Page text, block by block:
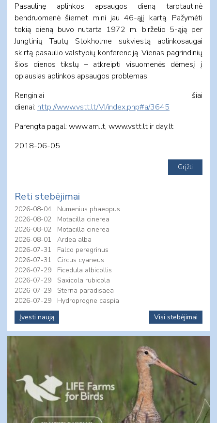
Pasaulinę aplinkos apsaugos dieną tarptautinė
bendruomenė šiemet mini jau 46-ąjį kartą. Pažymėti
tokią dieną buvo nutarta 1972 m. birželio 5-ąją per
Jungtinių Tautų Stokholme sukviestą aplinkosaugai
skirtą pasaulio valstybių konferenciją. Vienas pagrindinių
šios dienos tikslų – atkreipti visuomenės dėmesį į
opiausias aplinkos apsaugos problemas.
Renginiai šiai
dienai: http://www.vstt.lt/VI/index.php#a/3645
Parengta pagal: www.am.lt, www.vstt.lt ir day.lt
2018-06-05
Reti stebėjimai
2026-08-04
Numenius phaeopus
2026-08-02
Motacilla cinerea
2026-08-02
Motacilla cinerea
2026-08-01
Ardea alba
2026-07-31
Falco peregrinus
2026-07-31
Circus cyaneus
2026-07-29
Ficedula albicollis
2026-07-29
Saxicola rubicola
2026-07-29
Sterna paradisaea
2026-07-29
Hydroprogne caspia
Įvesti naują
Visi stebėjimai